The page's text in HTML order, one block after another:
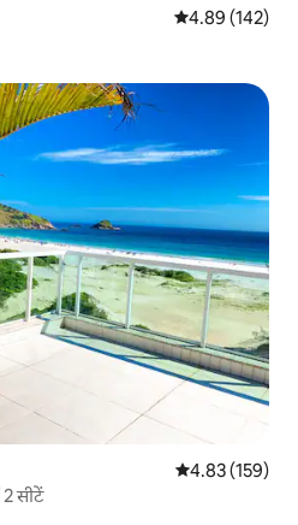
औसत रेटिंग 5 में से
4.89 (142)
औसत रेटिंग 5 में से
4.83 (159)
सीटें